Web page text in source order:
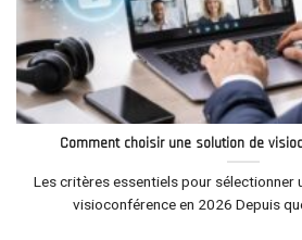
Comment choisir une solution de
Les critères essentiels pour sélectionner
visioconférence en 2026 Depuis